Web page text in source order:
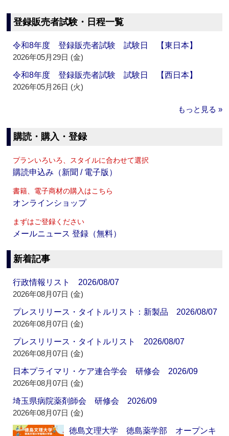
登録販売者試験・日程一覧
令和8年度 登録販売者試験 試験日 【東日本】
2026年05月29日 (金)
令和8年度 登録販売者試験 試験日 【西日本】
2026年05月26日 (火)
もっと見る »
購読・購入・登録
プランいろいろ、スタイルに合わせて選択
購読申込み（新聞 / 電子版）
書籍、電子商材の購入はこちら
オンラインショップ
まずはご登録ください
メールニュース 登録（無料）
新着記事
行政情報リスト 2026/08/07
2026年08月07日 (金)
プレスリリース・タイトルリスト：新製品 2026/08/07
2026年08月07日 (金)
プレスリリース・タイトルリスト 2026/08/07
2026年08月07日 (金)
日本プライマリ・ケア連合学会 研修会 2026/09
2026年08月07日 (金)
埼玉県病院薬剤師会 研修会 2026/09
2026年08月07日 (金)
徳島文理大学 徳島薬学部 オープンキ